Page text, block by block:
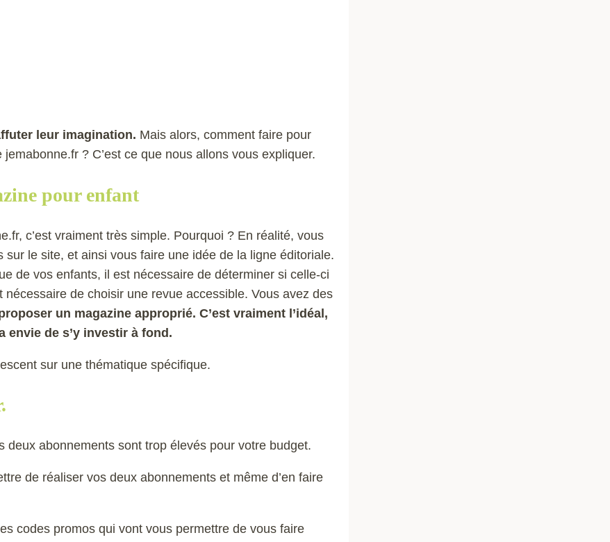
leur imagination. Mais alors, comment faire pour
? C’est ce que nous allons vous expliquer.
pour enfant
c’est vraiment très simple. Pourquoi ? En réalité, vous
le site, et ainsi vous faire une idée de la ligne éditoriale.
de vos enfants, il est nécessaire de déterminer si celle-ci
de choisir une revue accessible. Vous avez des
un magazine approprié. C’est vraiment l’idéal,
envie de s’y investir à fond.
sur une thématique spécifique.
abonnements sont trop élevés pour votre budget.
de réaliser vos deux abonnements et même d’en faire
codes promos qui vont vous permettre de vous faire